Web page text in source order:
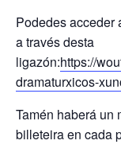
Podedes acceder
a través desta
ligazón:https://
dramaturxicos-
Tamén haberá un
billeteira en cada